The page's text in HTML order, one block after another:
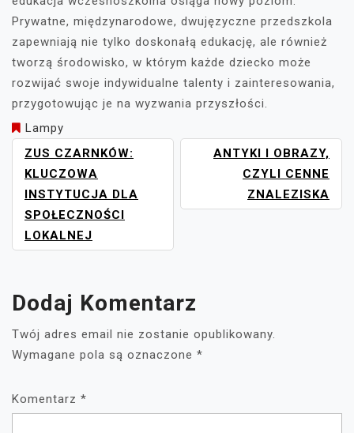
Prywatne, międzynarodowe, dwujęzyczne przedszkola
zapewniają nie tylko doskonałą edukację, ale również
tworzą środowisko, w którym każde dziecko może
rozwijać swoje indywidualne talenty i zainteresowania,
przygotowując je na wyzwania przyszłości.
Lampy
NAWIGACJA
WPISU
ZUS CZARNKÓW:
KLUCZOWA
INSTYTUCJA DLA
SPOŁECZNOŚCI
LOKALNEJ
ANTYKI I OBRAZY,
CZYLI CENNE
ZNALEZISKA
Dodaj Komentarz
Twój adres email nie zostanie opublikowany.
Wymagane pola są oznaczone *
Komentarz *